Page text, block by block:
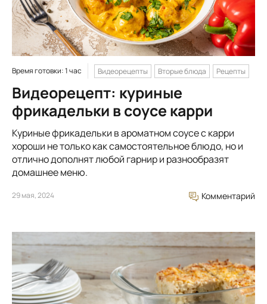
Время готовки: 1 час Видеорецепты Вторые блюда Рецепты
Видеорецепт: куриные
фрикадельки в соусе карри
Куриные фрикадельки в ароматном соусе с карри
хороши не только как самостоятельное блюдо, но и
отлично дополнят любой гарнир и разнообразят
домашнее меню.
29 мая, 2024 Комментарий